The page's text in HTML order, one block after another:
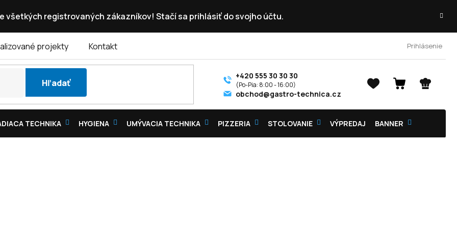
všetkých registrovaných zákazníkov! Stačí sa prihlásiť do svojho účtu.
projekty Kontakt Prihlásenie
Hľadať
NÁKUPNÝ
+420 555 30 30 30
obchod@gastro-technica.cz
TECHNIKA HYGIENA UMÝVACIA TECHNIKA PIZZERIA STOLOVANIE VÝPREDAJ BANNER